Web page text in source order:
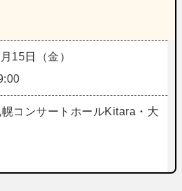
15日（金）
幌コンサートホールKitara・大